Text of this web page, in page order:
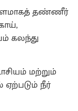
தண்ணீர்
கலந்து
மற்றும்
நீர்